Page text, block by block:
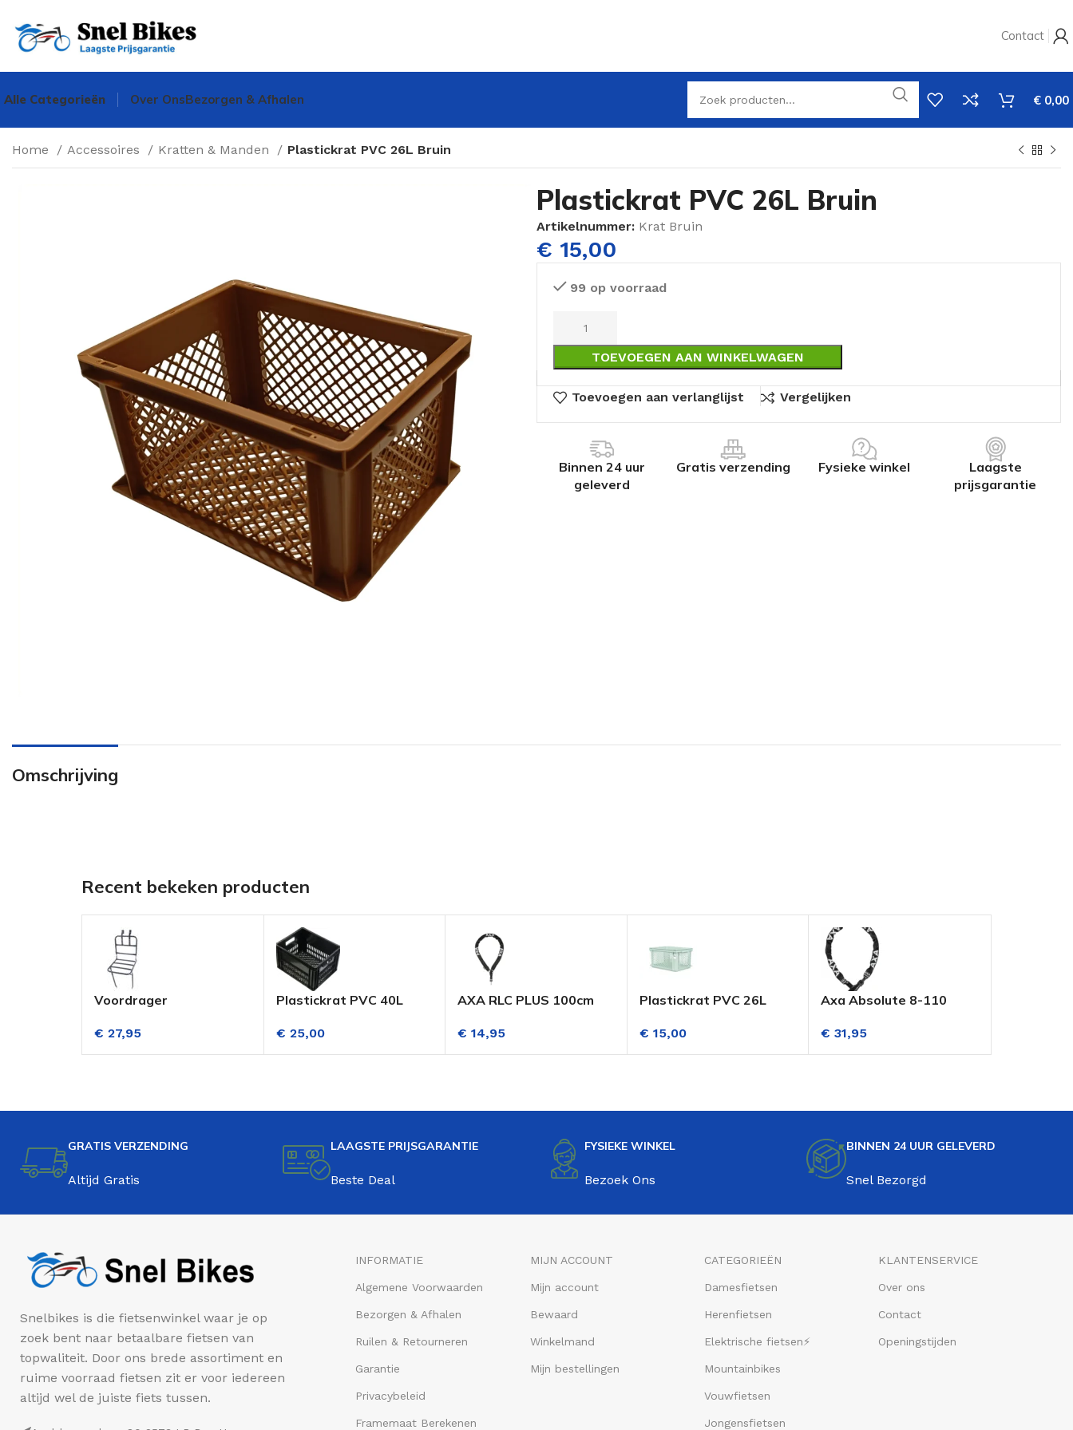
Contact
Alle Categorieën Over OnsBezorgen & Afhalen € 0,00
Home Accessoires Kratten & Manden Plastickrat PVC 26L Bruin
Plastickrat PVC 26L Bruin
Artikelnummer: Krat Bruin
€ 15,00
99 op voorraad
TOEVOEGEN AAN WINKELWAGEN
Toevoegen aan verlanglijst Vergelijken
Binnen 24 uur
geleverd
Gratis verzending Fysieke winkel
Laagste
prijsgarantie
Omschrijving
Recent bekeken producten
Voordrager
Blauw
€ 27,95
Plastickrat PVC 40L
€ 25,00
AXA RLC PLUS 100cm
€ 14,95
Plastickrat PVC 26L
€ 15,00
Axa Absolute 8-110
€ 31,95
GRATIS VERZENDING
Altijd Gratis
LAAGSTE PRIJSGARANTIE
Beste Deal
FYSIEKE WINKEL
Bezoek Ons
BINNEN 24 UUR GELEVERD
Snel Bezorgd
Snelbikes is die fietsenwinkel waar je op
zoek bent naar betaalbare fietsen van
topwaliteit. Door ons brede assortiment en
ruime voorraad fietsen zit er voor iedereen
altijd wel de juiste fiets tussen.
INFORMATIE
Algemene Voorwaarden
Bezorgen & Afhalen
Ruilen & Retourneren
Garantie
Privacybeleid
Framemaat Berekenen
MIJN ACCOUNT
Mijn account
Bewaard
Winkelmand
Mijn bestellingen
CATEGORIEËN
Damesfietsen
Herenfietsen
Elektrische fietsen⚡
Mountainbikes
Vouwfietsen
Jongensfietsen
KLANTENSERVICE
Over ons
Contact
Openingstijden